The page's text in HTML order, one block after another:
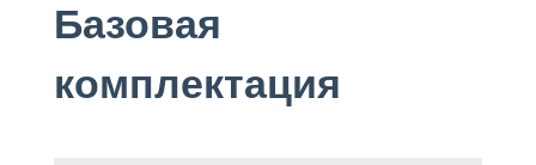
Базовая
комплектация